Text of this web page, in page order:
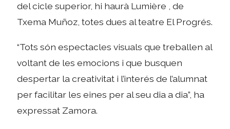
del cicle superior, hi haurà Lumière , de
Txema Muñoz, totes dues al teatre El Progrés.
“Tots són espectacles visuals que treballen al
voltant de les emocions i que busquen
despertar la creativitat i l’interés de l’alumnat
per facilitar les eines per al seu dia a dia”, ha
expressat Zamora.